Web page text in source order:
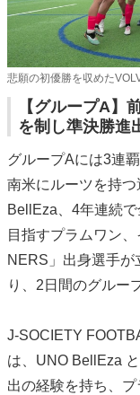
悲願の初優勝を収めた
【グループA】
を制し準決勝進
グループAには3連
南米にルーツを持
BellEza、4年連続
目指すプラムワン
NERS」出身選手が
り、2日間のグルー
J-SOCIETY
は、UNO BellEza
出の経験を持ち、